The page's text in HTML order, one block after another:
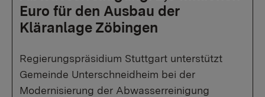
Euro für den Ausbau der
Kläranlage Zöbingen
Regierungspräsidium Stuttgart unterstützt
Gemeinde Unterschneidheim bei der
Modernisierung der Abwasserreinigung